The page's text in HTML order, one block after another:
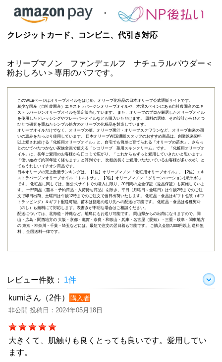
クレジットカード、コンビニ、代引き対応
オリーブマノン ファンデェルフ ナチュラルパウダー＜
粉おしろい＞専用のパフです。
このWEBページはオリーブオイルをはじめ、オリーブ化粧品の日本オリーブ公式通販サイトです。
希少な国産（自社農園産）エキストラバージンオリーブオイルや、本場スペインにある自社農園産のエキ
ストラバージンオリーブオイルを限定販売しています。 また、オリーブのプロが厳選したオリーブオイル
を使用したドレッシングやフレーバーオイルなども購入いただけます。 原料の選抜、その設計からひとつ
ひとつ研究を重ねたシンプル処方のオリーブの化粧品を製造しています。
オリーブオイルだけでなく、オリーブの葉、オリーブ果汁・オリーブスクワランなど、オリーブ由来の潤
いの恵みをたっぷり使用しています。 日本オリーブWEB通販スタッフのおすすめ商品は、創業以来60年
以上愛され続ける「 化粧用オリーブオイル 」と、自宅でも簡単に育てられる「 オリーブの苗木 」、さらっ
とのびてべたつかない家族全員で使える「 シコリーブ 薬用スキンクリーム 」です。 「化粧用オリーブオ
イル」は、長年ご愛用のお客様から口コミで広がり、「これからもずっと愛用していきたいと思います」
「使い始めて約30年近く経ちます」と評判です。 比較的長くご愛用いただいているお客様が多いのが、と
てもうれしいイチオシ商品です。
日本オリーブの売上数量ランキングは、【1位】オリーブマノン 「 化粧用オリーブオイル 」、【2位】 エキ
ストラバージンオリーブオイル 「トルトサ」 、【3位】 オリーブマノン 「グリーンローション(果汁水)」
です。 化粧品に関しては、当公式サイトでの購入に限り、 30日間の返金保証（返品保証）
も実施していま
す。 一部商品（苗木・予約商品・入荷待ち商品）を除き、平日（月曜日～金曜日）は午後2時までのご注
文で即日出荷、土曜日は午後12時までのご注文で当日出荷いたします。 化粧品・食品はギフト包装（ギフ
トラッピング）＆ギフト配送可能、苗木は指定の送り先への配送は可能です。 化粧品・食品は各種熨斗
（のし）も無料にて対応します。表書きが不明な場合はご相談ください。
配送については、北海道・沖縄など、離島にもお送り可能です。 岡山県からの出荷になりますので、岡
山・広島・関西地方の 大阪・京都・滋賀・奈良・和歌山・兵庫・名古屋（愛知）・三重・岐阜・関東地方
の 東京・神奈川・千葉・埼玉などには、最短で注文の翌日着も可能です。 ご購入金額7,000円以上 送料無
料 、全国送料一律です。
レビュー件数： 1件
kumiさん（2件）
購入者
非公開 投稿日：2024年05月18日
大きくて、肌触りも良くとっても良いです。愛用してい
ます。